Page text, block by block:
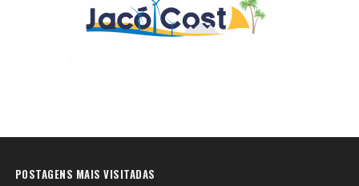
POSTAGENS MAIS VISITADAS